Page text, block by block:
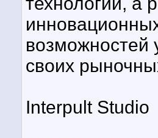
возможностей
своих
Interpult Studio